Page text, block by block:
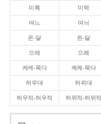
미륵 미력
여느 여늬
온-달 왼-달
으레 으례
케케-묵다 켸켸-묵다
허우대 허위대
허우적-허우적 허위적-허위적